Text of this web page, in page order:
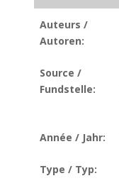
Auteurs /
Autoren:
Source /
Fundstelle:
Année / Jahr:
Type / Typ: